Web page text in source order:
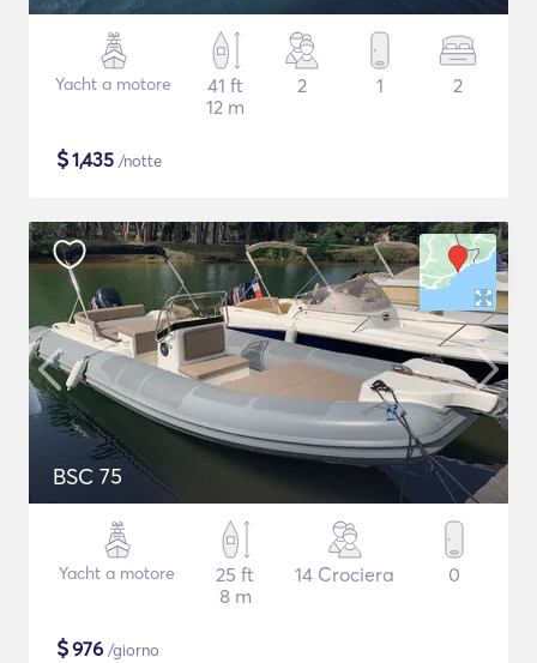
Yacht a motore
41 ft
12 m
2 1 2
$1,435 /notte
BSC 75
Yacht a motore
25 ft
8 m
14 Crociera 0
$976 /giorno